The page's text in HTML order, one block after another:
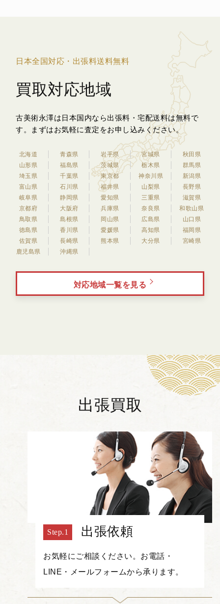
日本全国対応・出張料送料無料
買取対応地域
古美術永澤は日本国内なら出張料・宅配送料は無料で
す。
まずはお気軽に査定をお申し込みください。
北海道 青森県 岩手県 宮城県
秋田県
山形県
福島県 茨城県 栃木県
群馬県
埼玉県
千葉県 東京都 神奈川県
新潟県
富山県
石川県 福井県 山梨県
長野県
岐阜県
静岡県 愛知県 三重県
滋賀県
京都府
大阪府 兵庫県 奈良県
和歌山県
鳥取県
島根県 岡山県 広島県
山口県
徳島県
香川県 愛媛県 高知県
福岡県
佐賀県
長崎県 熊本県 大分県
宮崎県
鹿児島県
沖縄県
対応地域一覧を見る
出張買取
出張依頼
お気軽にご相談ください。お電話・
LINE・メールフォームから承ります。